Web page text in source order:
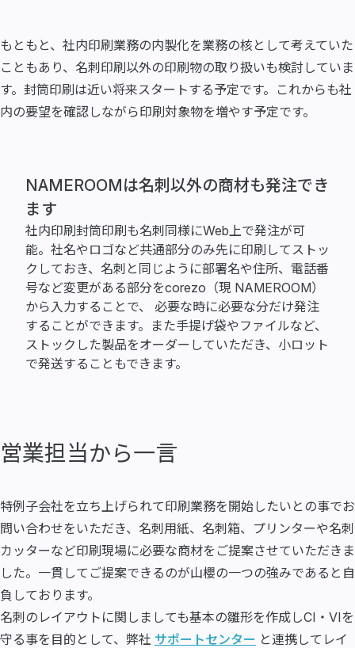
もともと、社内印刷業務の内製化を業務の核として考えていた
こともあり、名刺印刷以外の印刷物の取り扱いも検討していま
す。封筒印刷は近い将来スタートする予定です。これからも社
内の要望を確認しながら印刷対象物を増やす予定です。
NAMEROOMは名刺以外の商材も発注でき
ます
社内印刷封筒印刷も名刺同様にWeb上で発注が可
能。社名やロゴなど共通部分のみ先に印刷してストッ
クしておき、名刺と同じように部署名や住所、電話番
号など変更がある部分をcorezo（現 NAMEROOM）
から入力することで、 必要な時に必要な分だけ発注
することができます。また手提げ袋やファイルなど、
ストックした製品をオーダーしていただき、小ロット
で発送することもできます。
営業担当から一言
特例子会社を立ち上げられて印刷業務を開始したいとの事でお
問い合わせをいただき、名刺用紙、名刺箱、プリンターや名刺
カッターなど印刷現場に必要な商材をご提案させていただきま
した。一貫してご提案できるのが山櫻の一つの強みであると自
負しております。
名刺のレイアウトに関しましても基本の雛形を作成しCI・VIを
守る事を目的として、弊社 サポートセンター と連携してレイ